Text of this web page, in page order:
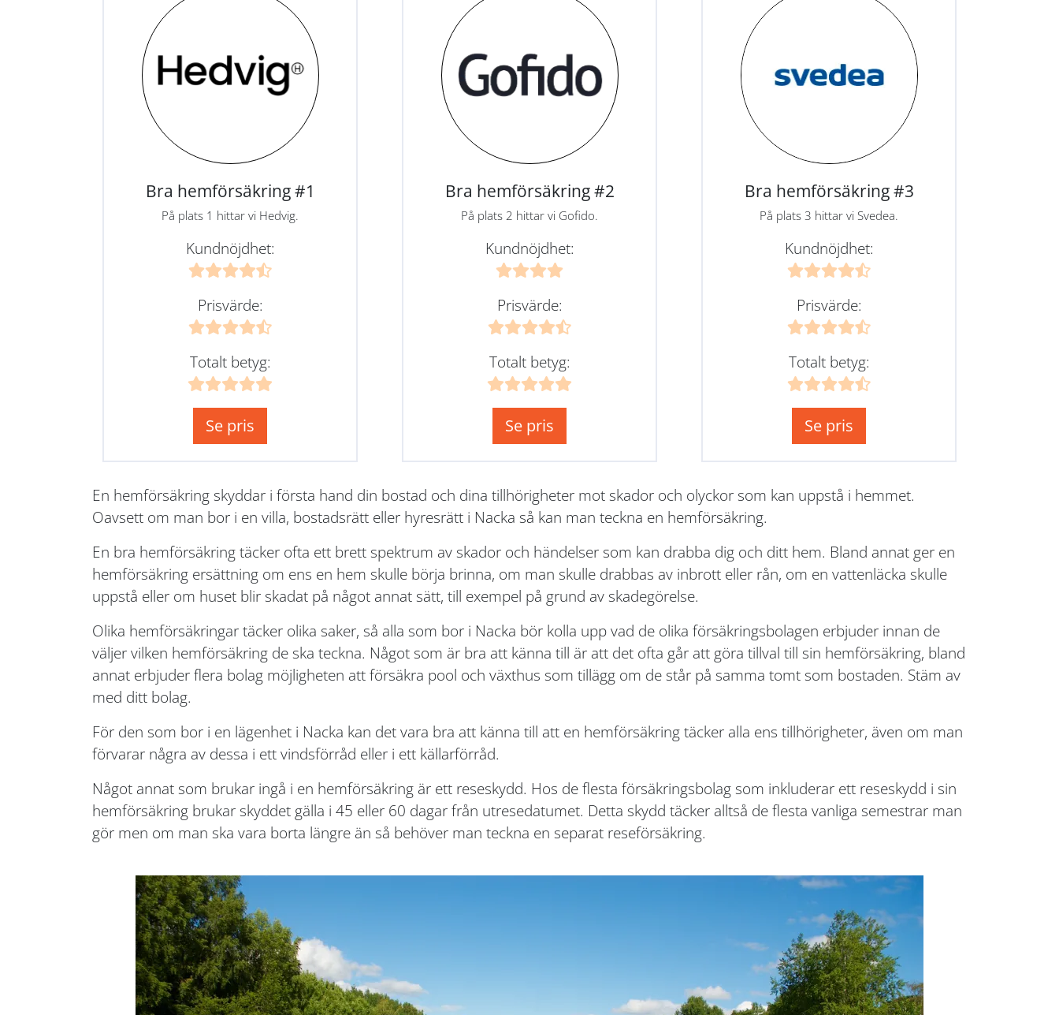
Bra hemförsäkring #1
På plats 1 hittar vi Hedvig.
Kundnöjdhet:
Prisvärde:
Totalt betyg:
Se pris
Bra hemförsäkring #2
På plats 2 hittar vi Gofido.
Kundnöjdhet:
Prisvärde:
Totalt betyg:
Se pris
Bra hemförsäkring #3
På plats 3 hittar vi Svedea.
Kundnöjdhet:
Prisvärde:
Totalt betyg:
Se pris
En hemförsäkring skyddar i första hand din bostad och dina tillhörigheter mot skador och olyckor som kan uppstå i hemmet.
Oavsett om man bor i en villa, bostadsrätt eller hyresrätt i Nacka så kan man teckna en hemförsäkring.
En bra hemförsäkring täcker ofta ett brett spektrum av skador och händelser som kan drabba dig och ditt hem. Bland annat ger en
hemförsäkring ersättning om ens en hem skulle börja brinna, om man skulle drabbas av inbrott eller rån, om en vattenläcka skulle
uppstå eller om huset blir skadat på något annat sätt, till exempel på grund av skadegörelse.
Olika hemförsäkringar täcker olika saker, så alla som bor i Nacka bör kolla upp vad de olika försäkringsbolagen erbjuder innan de
väljer vilken hemförsäkring de ska teckna. Något som är bra att känna till är att det ofta går att göra tillval till sin hemförsäkring, bland
annat erbjuder flera bolag möjligheten att försäkra pool och växthus som tillägg om de står på samma tomt som bostaden. Stäm av
med ditt bolag.
För den som bor i en lägenhet i Nacka kan det vara bra att känna till att en hemförsäkring täcker alla ens tillhörigheter, även om man
förvarar några av dessa i ett vindsförråd eller i ett källarförråd.
Något annat som brukar ingå i en hemförsäkring är ett reseskydd. Hos de flesta försäkringsbolag som inkluderar ett reseskydd i sin
hemförsäkring brukar skyddet gälla i 45 eller 60 dagar från utresedatumet. Detta skydd täcker alltså de flesta vanliga semestrar man
gör men om man ska vara borta längre än så behöver man teckna en separat reseförsäkring.